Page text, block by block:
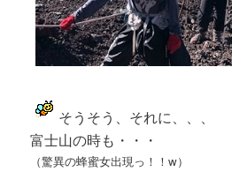
そうそう、それに、、、
富士山の時も・・・
（驚異の蜂蜜女出現っ！！w）